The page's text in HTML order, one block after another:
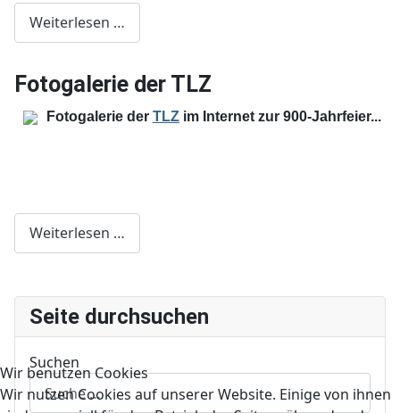
Weiterlesen …
Fotogalerie der TLZ
Fotogalerie der TLZ im Internet zur 900-Jahrfeier...
Weiterlesen …
Seite durchsuchen
Suchen
Wir benutzen Cookies
Wir nutzen Cookies auf unserer Website. Einige von ihnen